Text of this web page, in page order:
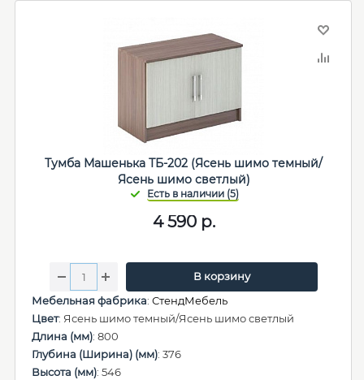
Тумба Машенька ТБ-202 (Ясень шимо темный/
Ясень шимо светлый)
4 590р.
В корзину
Мебельная фабрика: СтендМебель
Цвет: Ясень шимо темный/Ясень шимо светлый
Длина (мм): 800
Глубина (Ширина) (мм): 376
Высота (мм): 546